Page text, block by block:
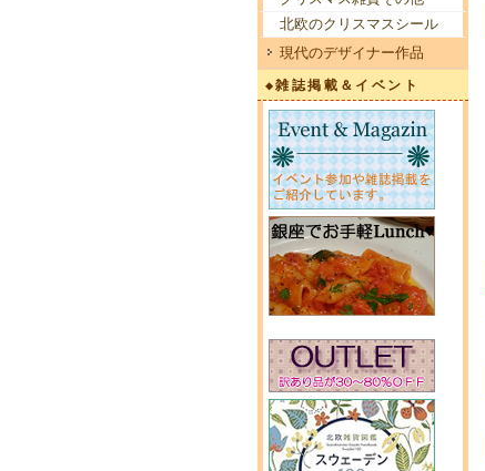
北欧のクリスマスシール
現代のデザイナー作品
◆雑誌掲載＆イベント